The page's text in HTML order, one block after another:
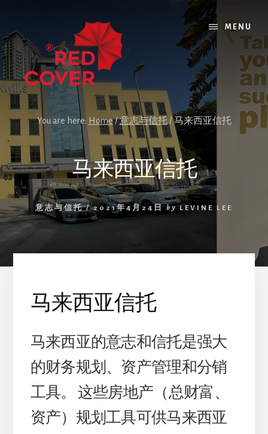
content
primary
sidebar
footer
MENU
You are here: Home/意志与信托 /马来西亚信托
马来西亚信托
意志与信托/ 2021年4月24日 by LEVINE LEE
马来西亚信托
马来西亚的意志和信托是强大
的财务规划、资产管理和分销
工具。 这些房地产（总财富、
资产）规划工具可供马来西亚